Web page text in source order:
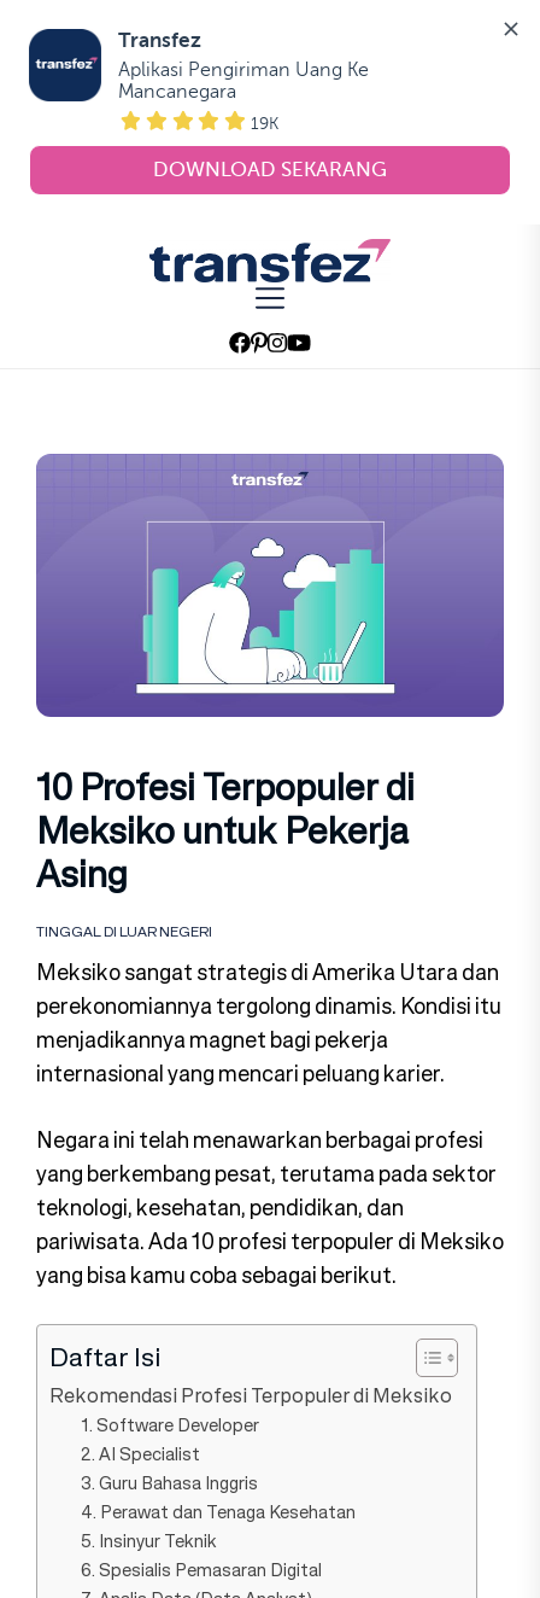
Transfez
Aplikasi Pengiriman Uang Ke
Mancanegara
19K
DOWNLOAD SEKARANG
Transfez
10 Profesi Terpopuler di
Meksiko untuk Pekerja
Asing
TINGGAL DI LUAR NEGERI
Meksiko sangat strategis di Amerika Utara dan
perekonomiannya tergolong dinamis. Kondisi itu
menjadikannya magnet bagi pekerja
internasional yang mencari peluang karier.
Negara ini telah menawarkan berbagai profesi
yang berkembang pesat, terutama pada sektor
teknologi, kesehatan, pendidikan, dan
pariwisata. Ada 10 profesi terpopuler di Meksiko
yang bisa kamu coba sebagai berikut.
Daftar Isi
Rekomendasi Profesi Terpopuler di Meksiko
1. Software Developer
2. AI Specialist
3. Guru Bahasa Inggris
4. Perawat dan Tenaga Kesehatan
5. Insinyur Teknik
6. Spesialis Pemasaran Digital